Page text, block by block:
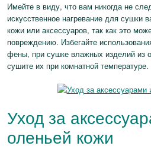
Имейте в виду, что вам никогда не
искусственное нагревание для сушки
кожи или аксессуаров, так как это
повреждению. Избегайте
фены, при сушке влажных изделий из
сушите их при комнатной температуре.
Уход за
оленьей кожи